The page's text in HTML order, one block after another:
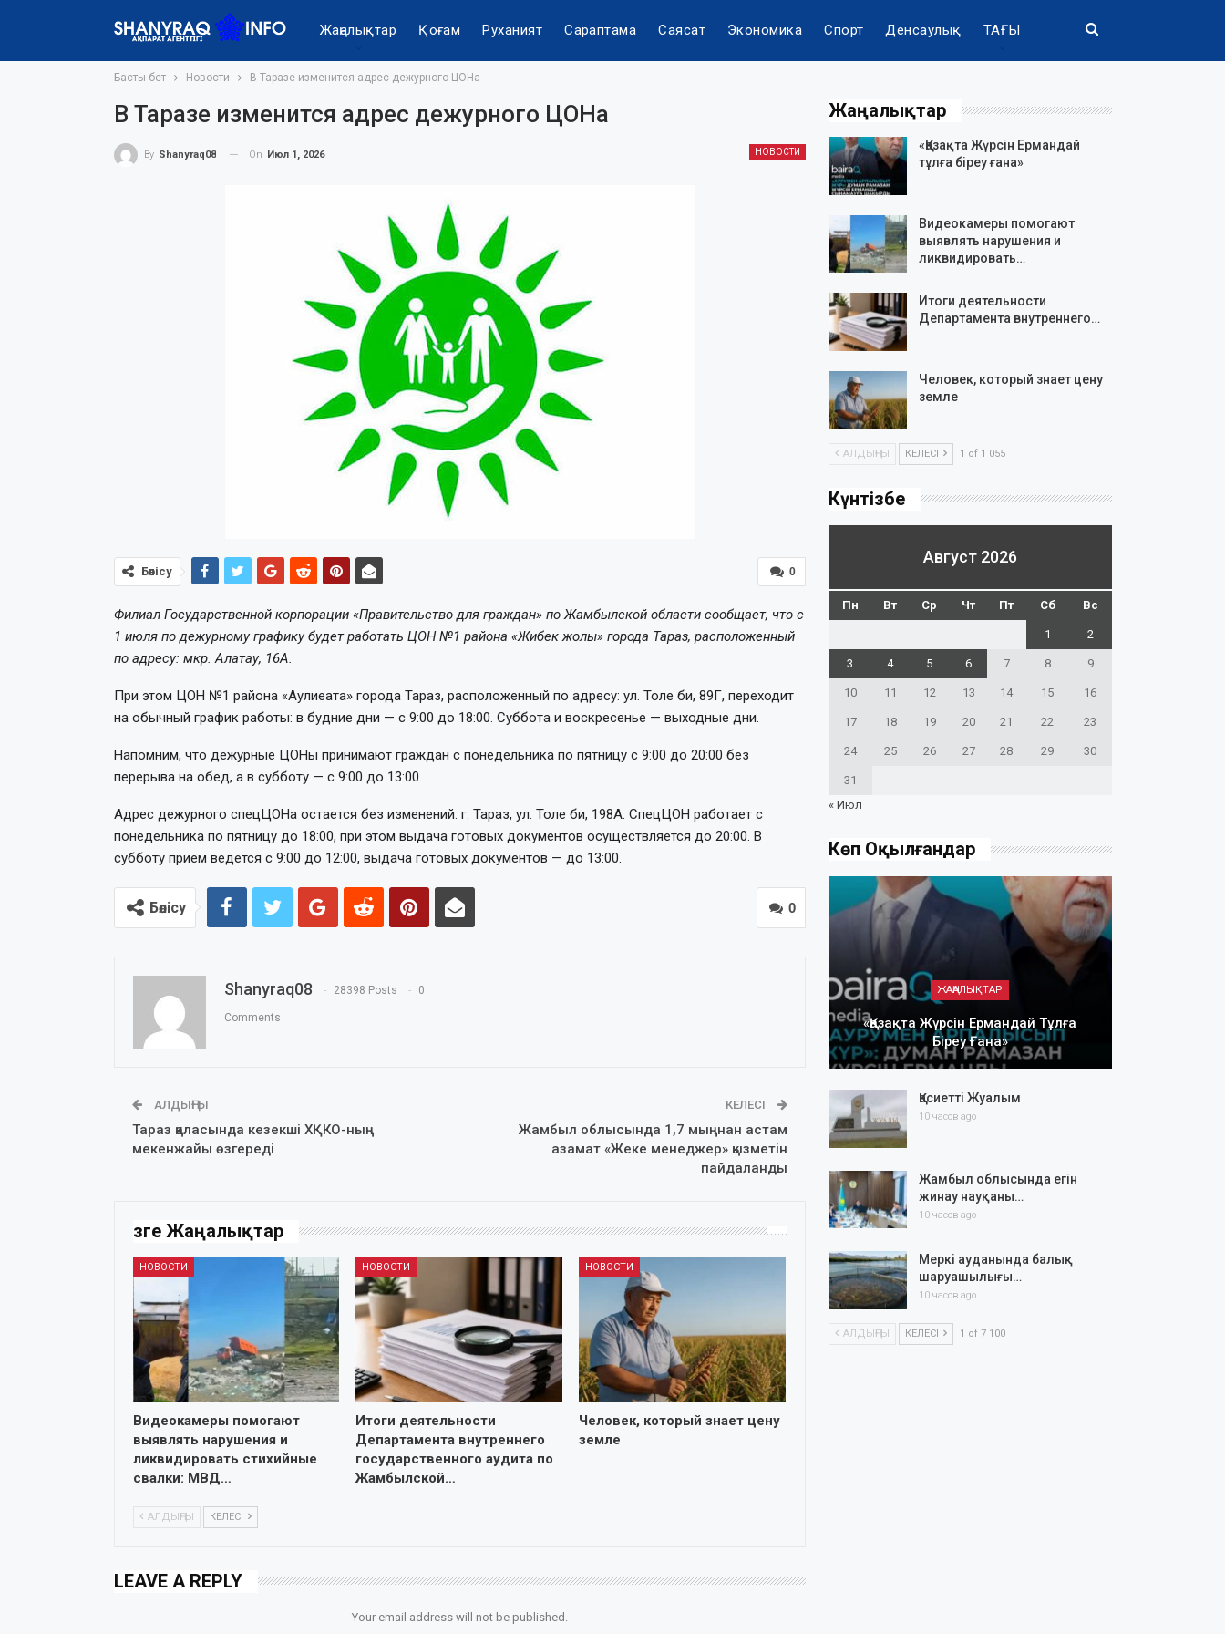
Жаңалықтар Қоғам Руханият Сараптама Саясат Экономика Спорт Денсаулық ТАҒЫ
Басты бет Новости В Таразе изменится адрес дежурного ЦОНа
В Таразе изменится адрес дежурного ЦОНа
НОВОСТИ
By Shanyraq08 On Июл 1, 2026
0
Бөлісу
Филиал Государственной корпорации «Правительство для граждан» по Жамбылской области сообщает, что с
1 июля по дежурному графику будет работать ЦОН №1 района «Жибек жолы» города Тараз, расположенный
по адресу: мкр. Алатау, 16А.
При этом ЦОН №1 района «Аулиеата» города Тараз, расположенный по адресу: ул. Толе би, 89Г, переходит
на обычный график работы: в будние дни — с 9:00 до 18:00. Суббота и воскресенье — выходные дни.
Напомним, что дежурные ЦОНы принимают граждан с понедельника по пятницу с 9:00 до 20:00 без
перерыва на обед, а в субботу — с 9:00 до 13:00.
Адрес дежурного спецЦОНа остается без изменений: г. Тараз, ул. Толе би, 198А. СпецЦОН работает с
понедельника по пятницу до 18:00, при этом выдача готовых документов осуществляется до 20:00. В
субботу прием ведется с 9:00 до 12:00, выдача готовых документов — до 13:00.
0
Бөлісу
Shanyraq08 28398 Posts 0
Comments
АЛДЫҢҒЫ
Тараз қаласында кезекші ХҚКО-ның
мекенжайы өзгереді
КЕЛЕСІ
Жамбыл облысында 1,7 мыңнан астам
азамат «Жеке менеджер» қызметін
пайдаланды
Өзге Жаңалықтар
НОВОСТИ
Видеокамеры помогают
выявлять нарушения и
ликвидировать стихийные
свалки: МВД…
НОВОСТИ
Итоги деятельности
Департамента внутреннего
государственного аудита по
Жамбылской…
НОВОСТИ
Человек, который знает цену
земле
АЛДЫҢҒЫ КЕЛЕСІ
LEAVE A REPLY
Your email address will not be published.
Жаңалықтар
«Қазақта Жүрсін Ермандай
тұлға біреу ғана»
Видеокамеры помогают
выявлять нарушения и
ликвидировать…
Итоги деятельности
Департамента внутреннего…
Человек, который знает цену
земле
АЛДЫҢҒЫ КЕЛЕСІ 1 of 1 055
Күнтізбе
Август 2026
Пн Вт Ср Чт Пт Сб Вс
1 2
3 4 5 6 7 8 9
10 11 12 13 14 15 16
17 18 19 20 21 22 23
24 25 26 27 28 29 30
31
« Июл
Көп Оқылғандар
ЖАҢАЛЫҚТАР
«Қазақта Жүрсін Ермандай Тұлға
Біреу Ғана»
Қасиетті Жуалым
10 часов ago
Жамбыл облысында егін
жинау науқаны…
10 часов ago
Меркі ауданында балық
шаруашылығы…
10 часов ago
АЛДЫҢҒЫ КЕЛЕСІ 1 of 7 100